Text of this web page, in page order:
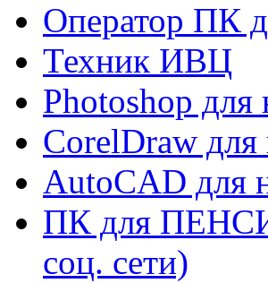
Оператор ПК
Техник ИВЦ
Photoshop
CorelDraw
AutoCAD для
ПК для
соц. сети)